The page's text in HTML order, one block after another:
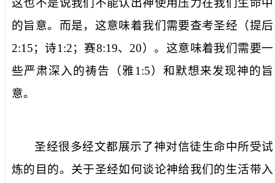
这也不是说我们不能认出神使用压力在我们生命中
的旨意。而是，这意味着我们需要查考圣经（提后
2:15；诗1:2；赛8:19、 20）。这意味着我们需要一
些严肃深入的祷告（雅1:5）和默想来发现神的旨
意。
圣经很多经文都展示了神对信徒生命中所受试
炼的目的。关于圣经如何谈论神给我们的生活带入